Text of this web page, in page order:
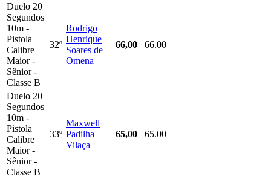
Duelo 20
Segundos
10m -
Pistola
Calibre
Maior -
Sênior -
Classe B
32º
Rodrigo
Henrique
Soares de
Omena
66,00 66.00
Duelo 20
Segundos
10m -
Pistola
Calibre
Maior -
Sênior -
Classe B
33º
Maxwell
Padilha
Vilaça
65,00 65.00